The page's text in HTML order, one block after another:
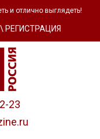
и отлично выглядеть!
РЕГИСТРАЦИЯ
23